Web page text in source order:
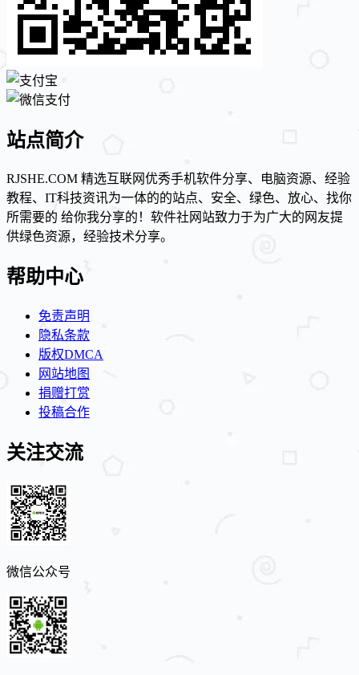
站点简介
RJSHE.COM 精选互联网优秀手机软件分享、电脑资源、经验
教程、IT科技资讯为一体的的站点、安全、绿色、放心、找你
所需要的 给你我分享的！软件社网站致力于为广大的网友提
供绿色资源，经验技术分享。
帮助中心
免责声明
隐私条款
版权DMCA
网站地图
捐赠打赏
投稿合作
关注交流
微信公众号